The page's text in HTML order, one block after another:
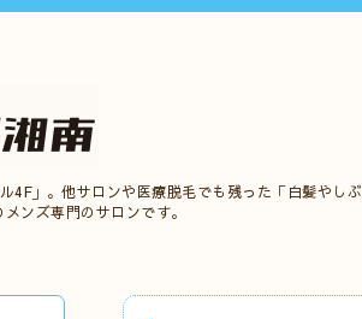
4F」。他サロンや医療脱毛でも残った「白髪や
ンズ専門のサロンです。